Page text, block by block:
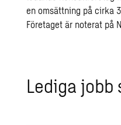
en omsättning på cirka
Företaget är noterat på
Le­di­ga